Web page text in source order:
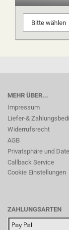
MEHR ÜBER...
Impressum
Liefer-&
Widerrufsrecht
AGB
Privatsphäre und
Callback Service
Cookie Einstellungen
ZAHLUNGSARTEN